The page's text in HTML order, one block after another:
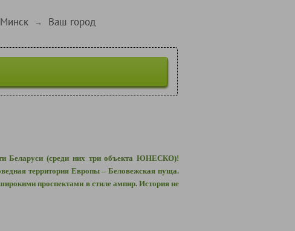
Минск → Ваш город
Беларуси (среди них три объекта ЮНЕСКО)!
территория Европы – Беловежская пуща.
проспектами в стиле ампир. История не